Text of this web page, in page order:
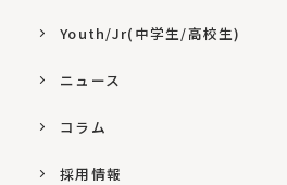
Youth/Jr(中学生/高校生)
ニュース
コラム
採用情報